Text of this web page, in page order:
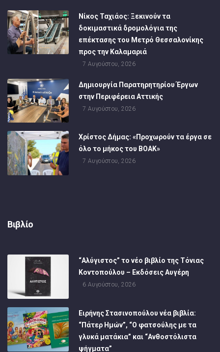
Νίκος Ταχιάος: Ξεκινούν τα
δοκιμαστικά δρομολόγια της
επέκτασης του Μετρό Θεσσαλονίκης
προς την Καλαμαριά
7 Αυγούστου, 2026
Δημιουργία Παρατηρητηρίου Έργων
στην Περιφέρεια Αττικής
7 Αυγούστου, 2026
Χρίστος Δήμας: «Προχωρούν τα έργα σε
όλο το μήκος του ΒΟΑΚ»
7 Αυγούστου, 2026
Βιβλίο
“Αλύγιστος” το νέο βιβλίο της Τόνιας
Κοντοπούλου – Εκδόσεις Αυγέρη
6 Αυγούστου, 2026
Ειρήνης Στασινοπούλου νέα βιβλία:
“Πάτερ Ημών”, “Ο φατσούλης με τα
γλυκά ματάκια” και “Ανθοστόλιστα
ψήγματα”